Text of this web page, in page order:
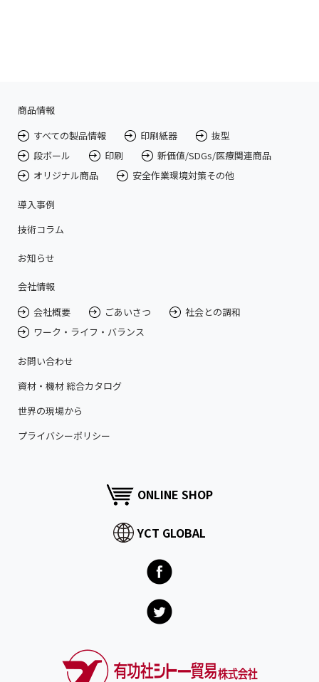
商品情報
すべての製品情報
印刷紙器
抜型
段ボール
印刷
新価値/SDGs/医療関連商品
オリジナル商品
安全作業環境対策その他
導入事例
技術コラム
お知らせ
会社情報
会社概要
ごあいさつ
社会との調和
ワーク・ライフ・バランス
お問い合わせ
資材・機材 総合カタログ
世界の現場から
プライバシーポリシー
ONLINE SHOP
YCT GLOBAL